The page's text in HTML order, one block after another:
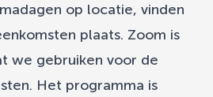
op locatie, vinden
plaats. Zoom is
we gebruiken voor de
Het programma is